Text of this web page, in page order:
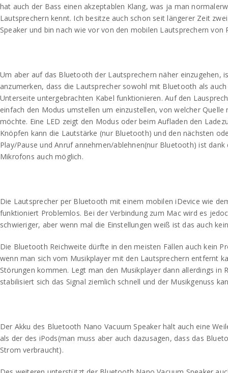
hat auch der Bass einen akzeptablen Klang, was ja man
Lautsprechern kennt. Ich besitze auch schon seit längerer Zeit
Speaker und bin nach wie vor von den mobilen Lautsprechern von
Um aber auf das Bluetooth der Lautsprechern näher einzugehen,
anzumerken, dass die Lautsprecher sowohl mit Bluetooth als
Unterseite untergebrachten Kabel funktionieren. Auf den
einfach den Modus umstellen um einzustellen, von welcher Quelle
möchte. Eine LED zeigt den Modus oder beim Aufladen den
Knöpfen kann die Lautstärke (nur Bluetooth) und den nächsten
Play/Pause und Anruf annehmen/ablehnen(nur Bluetooth) ist dank
Mikrofons auch möglich.
Die Lautsprecher per Bluetooth mit einem mobilen iDevice wie
funktioniert Problemlos. Bei der Verbindung zum Mac wird es
schwieriger, aber wenn mal die Einstellungen weiß ist das auch
Die Bluetooth Reichweite dürfte in den meisten Fällen auch kein
wenn man sich vom Musikplayer mit den Lautsprechern entfernt
Störungen kommen. Legt man den Musikplayer dann allerdings in
stabilisiert sich das Signal ziemlich schnell und der Musikgenuss
Der Akku des Bluetooth Nano Vacuum Speaker hält auch eine
als der des iPods(man muss aber auch dazusagen, dass das
Strom verbraucht).